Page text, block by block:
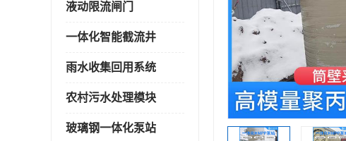
液动限流闸门
一体化智能截流井
雨水收集回用系统
农村污水处理模块
玻璃钢一体化泵站